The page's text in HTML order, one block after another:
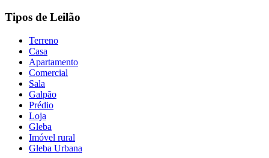
Tipos de Leilão
Terreno
Casa
Apartamento
Comercial
Sala
Galpão
Prédio
Loja
Gleba
Imóvel rural
Gleba Urbana